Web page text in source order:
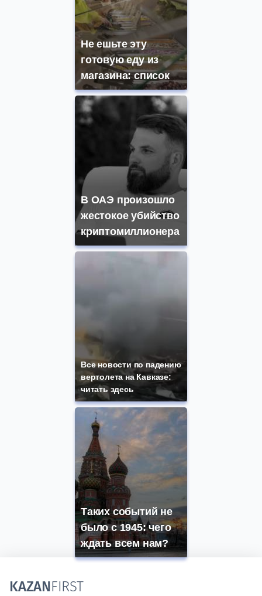
Не ешьте эту
готовую еду из
магазина: список
В ОАЭ произошло
жестокое убийство
криптомиллионера
Все новости по падению
вертолета на Кавказе:
читать здесь
Таких событий не
было с 1945: чего
ждать всем нам?
KAZANFIRST